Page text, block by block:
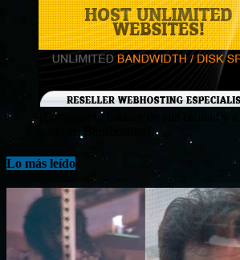
¡Consigue tu hosting de alta calidad y a
costo en Banahosting!
Lo más leído